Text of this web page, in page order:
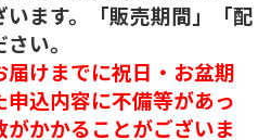
ます。「販売期間」「配
い。
けまでに祝日・お盆期
込内容に不備等があっ
かかることがございま